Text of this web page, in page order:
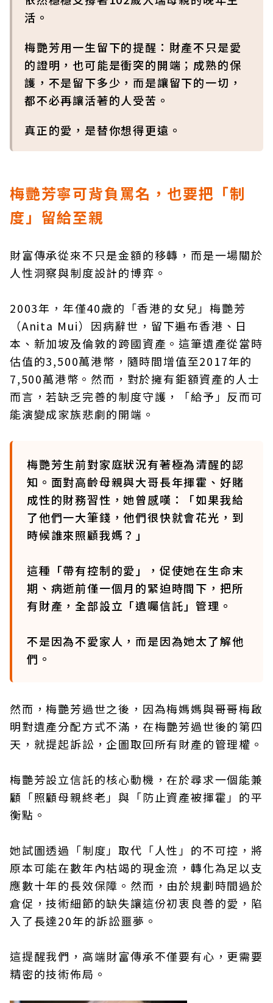
活。
梅艷芳用一生留下的提醒：財產不只是愛
的證明，也可能是衝突的開端；成熟的保
護，不是留下多少，而是讓留下的一切，
都不必再讓活著的人受苦。
真正的愛，是替你想得更遠。
梅艷芳寧可背負罵名，也要把「制
度」留給至親
財富傳承從來不只是金額的移轉，而是一場關於
人性洞察與制度設計的博弈。
2003年，年僅40歲的「香港的女兒」梅艷芳
（Anita Mui）因病辭世，留下遍布香港、日
本、新加坡及倫敦的跨國資產。這筆遺產從當時
估值的3,500萬港幣，隨時間增值至2017年的
7,500萬港幣。然而，對於擁有鉅額資產的人士
而言，若缺乏完善的制度守護，「給予」反而可
能演變成家族悲劇的開端。
梅艷芳生前對家庭狀況有著極為清醒的認
知。面對高齡母親與大哥長年揮霍、好賭
成性的財務習性，她曾感嘆：「如果我給
了他們一大筆錢，他們很快就會花光，到
時候誰來照顧我媽？」
這種「帶有控制的愛」，促使她在生命末
期、病逝前僅一個月的緊迫時間下，把所
有財產，全部設立「遺囑信託」管理。
不是因為不愛家人，而是因為她太了解他
們。
然而，梅艷芳過世之後，因為梅媽媽與哥哥梅啟
明對遺產分配方式不滿，在梅艷芳過世後的第四
天，就提起訴訟，企圖取回所有財產的管理權。
梅艷芳設立信託的核心動機，在於尋求一個能兼
顧「照顧母親終老」與「防止資產被揮霍」的平
衡點。
她試圖透過「制度」取代「人性」的不可控，將
原本可能在數年內枯竭的現金流，轉化為足以支
應數十年的長效保障。然而，由於規劃時間過於
倉促，技術細節的缺失讓這份初衷良善的愛，陷
入了長達20年的訴訟噩夢。
這提醒我們，高端財富傳承不僅要有心，更需要
精密的技術佈局。